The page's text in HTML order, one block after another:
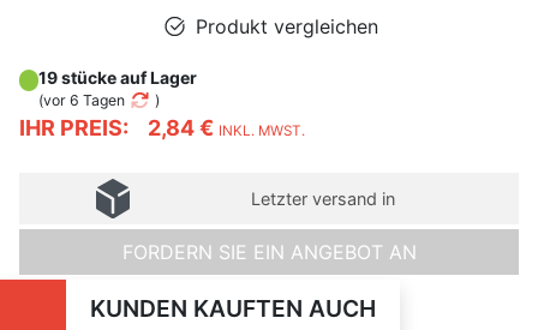
Produkt vergleichen
IHR PREIS: 2,84 € INKL. MWST.
19 stücke auf Lager
(vor 6 Tagen )
Letzter versand in
FORDERN SIE EIN ANGEBOT AN
KUNDEN KAUFTEN AUCH